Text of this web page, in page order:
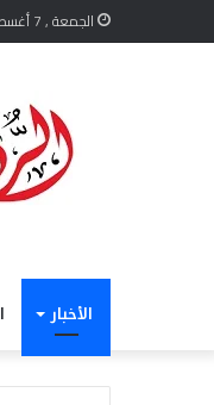
الجمعة , 7 أغسطس 2026
الأخبار